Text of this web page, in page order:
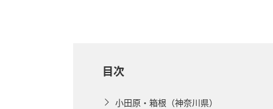
目次
小田原・箱根（神奈川県）